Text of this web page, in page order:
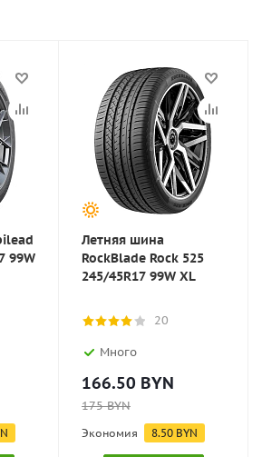
99W
Летняя шина
RockBlade Rock 525
245/45R17 99W XL
20
Много
166.50 BYN
175BYN
Экономия 8.50 BYN